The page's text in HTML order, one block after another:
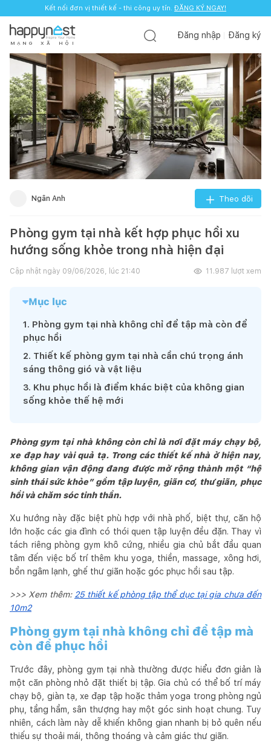
Kết nối đơn vị thiết kế - thi công uy tín. ĐĂNG KÝ NGAY!
M Ạ N G X Ã H Ộ I
Đăng nhập Đăng ký
Ngân Anh Theo dõi
Phòng gym tại nhà kết hợp phục hồi xu
hướng sống khỏe trong nhà hiện đại
Cập nhật ngày 09/06/2026, lúc 21:40 11.987 lượt xem
Mục lục
1. Phòng gym tại nhà không chỉ để tập mà còn để
phục hồi
2. Thiết kế phòng gym tại nhà cần chú trọng ánh
sáng thông gió và vật liệu
3. Khu phục hồi là điểm khác biệt của không gian
sống khỏe thế hệ mới
Phòng gym tại nhà không còn chỉ là nơi đặt máy chạy bộ,
xe đạp hay vài quả tạ. Trong các thiết kế nhà ở hiện nay,
không gian vận động đang được mở rộng thành một “hệ
sinh thái sức khỏe” gồm tập luyện, giãn cơ, thư giãn, phục
hồi và chăm sóc tinh thần.
Xu hướng này đặc biệt phù hợp với nhà phố, biệt thự, căn hộ
lớn hoặc các gia đình có thói quen tập luyện đều đặn. Thay vì
tách riêng phòng gym khô cứng, nhiều gia chủ bắt đầu quan
tâm đến việc bố trí thêm khu yoga, thiền, massage, xông hơi,
bồn ngâm lạnh, ghế thư giãn hoặc góc phục hồi sau tập.
>>> Xem thêm: 25 thiết kế phòng tập thể dục tại gia chưa đến
10m2
Phòng gym tại nhà không chỉ để tập mà
còn để phục hồi
Trước đây, phòng gym tại nhà thường được hiểu đơn giản là
một căn phòng nhỏ đặt thiết bị tập. Gia chủ có thể bố trí máy
chạy bộ, giàn tạ, xe đạp tập hoặc thảm yoga trong phòng ngủ
phụ, tầng hầm, sân thượng hay một góc sinh hoạt chung. Tuy
nhiên, cách làm này dễ khiến không gian nhanh bị bỏ quên nếu
thiếu sự thoải mái, thông thoáng và cảm giác thư giãn.